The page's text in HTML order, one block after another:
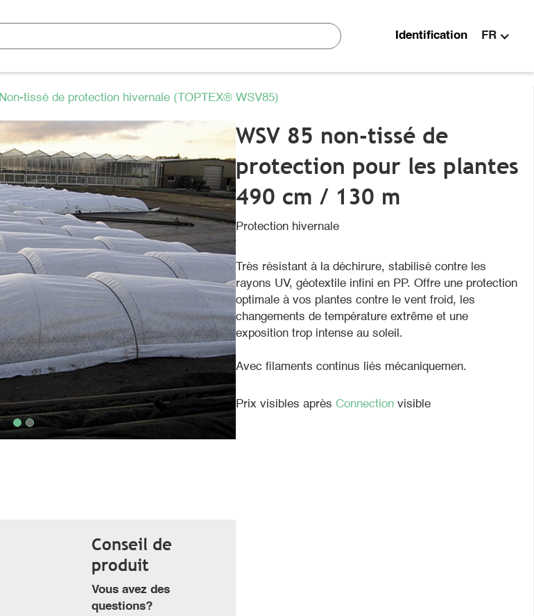
Identification FR
Non-tissé de protection hivernale (TOPTEX® WSV85)
Conseil de
produit
Vous avez des
questions?
WSV 85 non-tissé de
protection pour les plantes
490 cm / 130 m
Protection hivernale
Très résistant à la déchirure, stabilisé contre les
rayons UV, géotextile infini en PP. Offre une protection
optimale à vos plantes contre le vent froid, les
changements de température extrême et une
exposition trop intense au soleil.
Avec filaments continus liés mécaniquemen.
Prix visibles aprèsConnectionvisible